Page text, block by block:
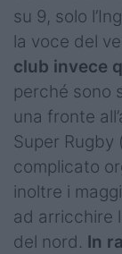
su 9, solo
la voce del
club invece
perché sono
una fronte
Super
complicato
inoltre i
ad arricchire
del nord. In